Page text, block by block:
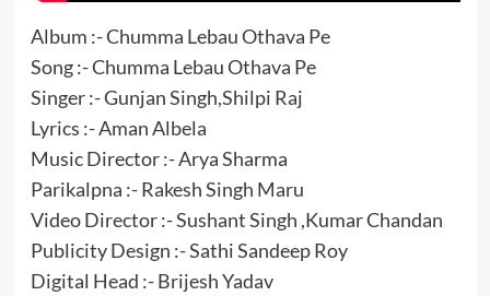
Album :- Chumma Lebau Othava Pe
Song :- Chumma Lebau Othava Pe
Singer :- Gunjan Singh,Shilpi Raj
Lyrics :- Aman Albela
Music Director :- Arya Sharma
Parikalpna :- Rakesh Singh Maru
Video Director :- Sushant Singh ,Kumar Chandan
Publicity Design :- Sathi Sandeep Roy
Digital Head :- Brijesh Yadav